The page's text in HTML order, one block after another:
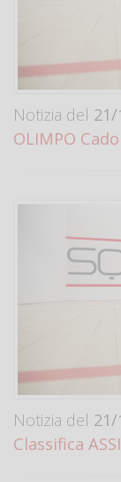
Notizia del 21/
OLIMPO
Notizia del 21/
Classifica